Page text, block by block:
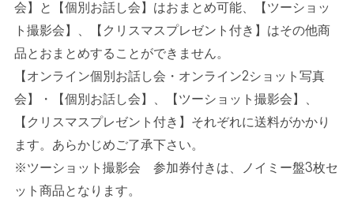
会】と【個別お話し会】はおまとめ可能、【ツーショッ
ト撮影会】、【クリスマスプレゼント付き】はその他商
品とおまとめすることができません。
【オンライン個別お話し会・オンライン2ショット写真
会】・【個別お話し会】、【ツーショット撮影会】、
【クリスマスプレゼント付き】それぞれに送料がかかり
ます。あらかじめご了承下さい。
※ツーショット撮影会 参加券付きは、ノイミー盤3枚セ
ット商品となります。